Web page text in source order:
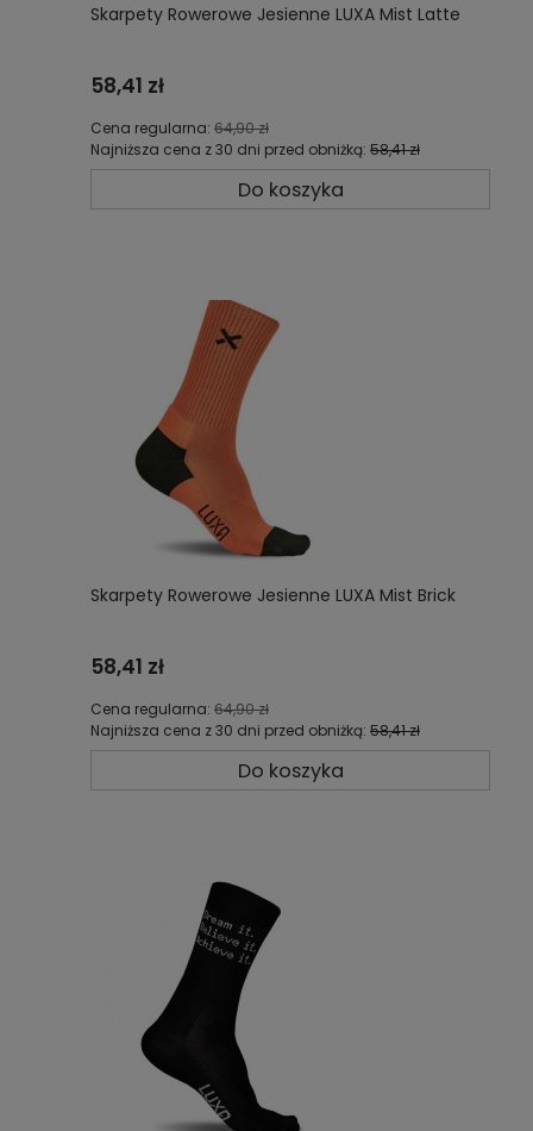
Skarpety Rowerowe Jesienne LUXA Mist Latte
58,41 zł
Cena regularna: 64,90 zł
Najniższa cena z 30 dni przed obniżką: 58,41 zł
Do koszyka
Skarpety Rowerowe Jesienne LUXA Mist Brick
58,41 zł
Cena regularna: 64,90 zł
Najniższa cena z 30 dni przed obniżką: 58,41 zł
Do koszyka